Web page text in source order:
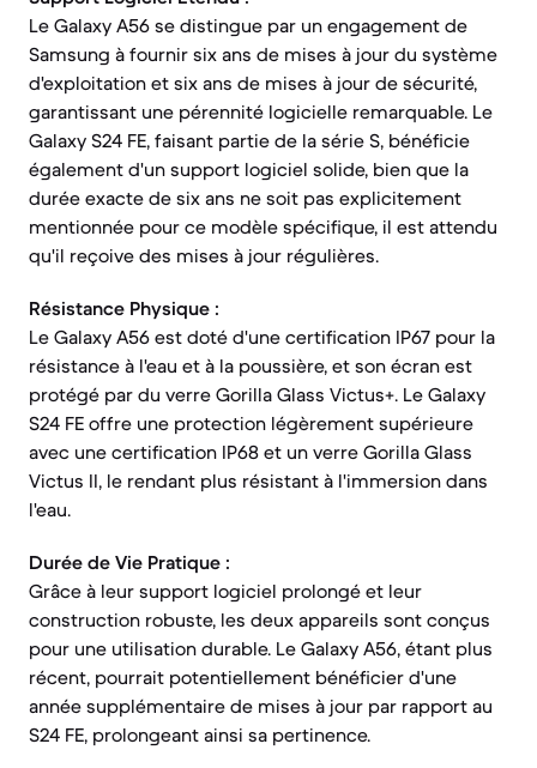
Le Galaxy A56 se distingue par un engagement de
Samsung à fournir six ans de mises à jour du système
d'exploitation et six ans de mises à jour de sécurité,
garantissant une pérennité logicielle remarquable. Le
Galaxy S24 FE, faisant partie de la série S, bénéficie
également d'un support logiciel solide, bien que la
durée exacte de six ans ne soit pas explicitement
mentionnée pour ce modèle spécifique, il est attendu
qu'il reçoive des mises à jour régulières.
Résistance Physique :
Le Galaxy A56 est doté d'une certification IP67 pour la
résistance à l'eau et à la poussière, et son écran est
protégé par du verre Gorilla Glass Victus+. Le Galaxy
S24 FE offre une protection légèrement supérieure
avec une certification IP68 et un verre Gorilla Glass
Victus II, le rendant plus résistant à l'immersion dans
l'eau.
Durée de Vie Pratique :
Grâce à leur support logiciel prolongé et leur
construction robuste, les deux appareils sont conçus
pour une utilisation durable. Le Galaxy A56, étant plus
récent, pourrait potentiellement bénéficier d'une
année supplémentaire de mises à jour par rapport au
S24 FE, prolongeant ainsi sa pertinence.